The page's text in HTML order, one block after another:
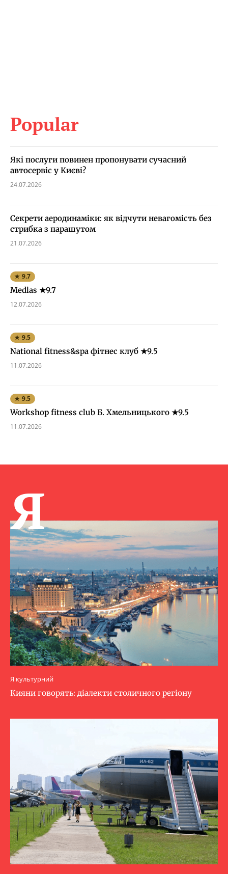
Popular
Які послуги повинен пропонувати сучасний
автосервіс у Києві?
24.07.2026
Секрети аеродинаміки: як відчути невагомість без
стрибка з парашутом
21.07.2026
★ 9.7
Medlas ★9.7
12.07.2026
★ 9.5
National fitness&spa фітнес клуб ★9.5
11.07.2026
★ 9.5
Workshop fitness club Б. Хмельницького ★9.5
11.07.2026
Я
Я культурний
Кияни говорять: діалекти столичного регіону